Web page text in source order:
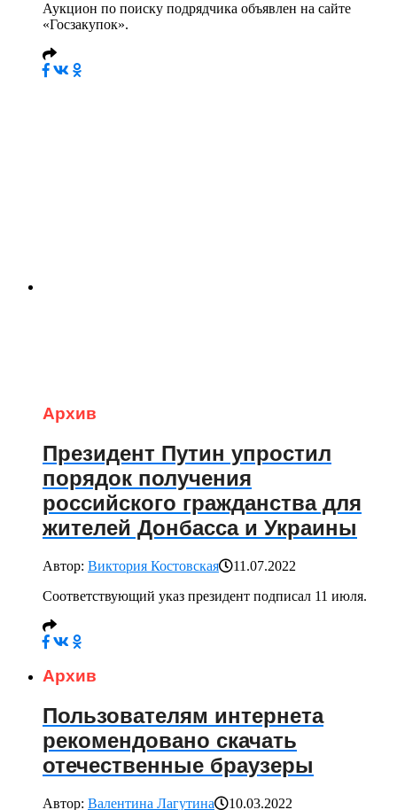
Аукцион по поиску подрядчика объявлен на сайте
«Госзакупок».
Архив
Президент Путин упростил
порядок получения
российского гражданства для
жителей Донбасса и Украины
Автор: Виктория Костовская
11.07.2022
Соответствующий указ президент подписал 11 июля.
Архив
Пользователям интернета
рекомендовано скачать
отечественные браузеры
Автор: Валентина Лагутина 10.03.2022